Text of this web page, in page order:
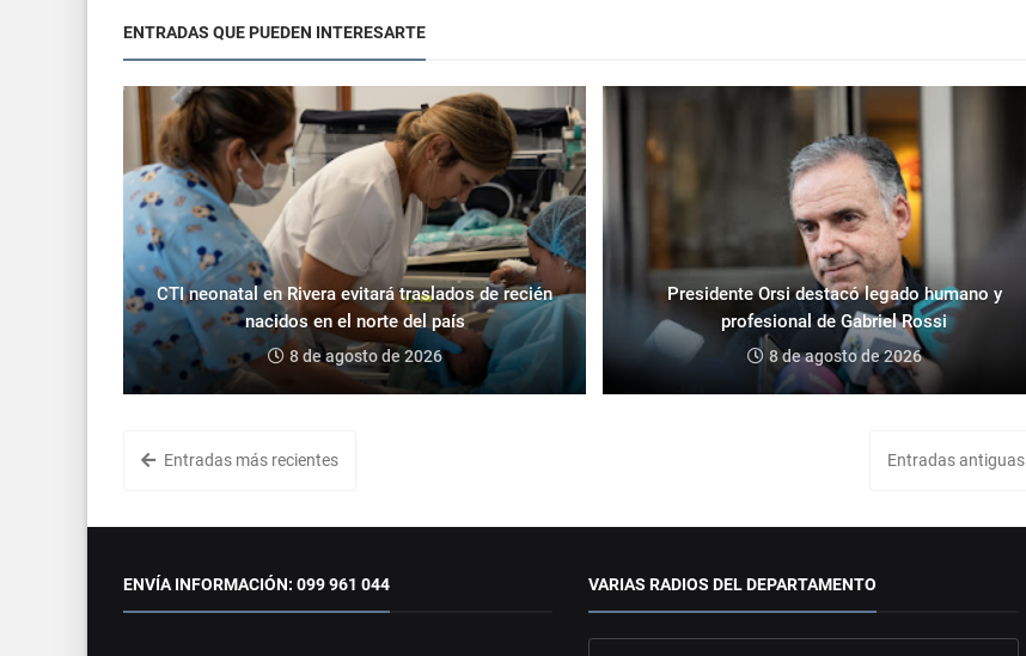
ENTRADAS QUE PUEDEN INTERESARTE
CTI neonatal en Rivera evitará traslados de recién
nacidos en el norte del país
8 de agosto de 2026
Presidente Orsi destacó legado humano y
profesional de Gabriel Rossi
8 de agosto de 2026
Entradas más recientes Entradas antiguas
ENVÍA INFORMACIÓN: 099 961 044 VARIAS RADIOS DEL DEPARTAMENTO